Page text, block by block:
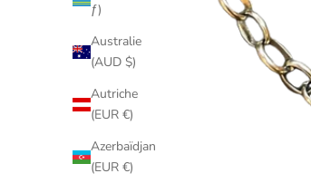
ƒ)
Australie
(AUD $)
Autriche
(EUR €)
Azerbaïdjan
(EUR €)